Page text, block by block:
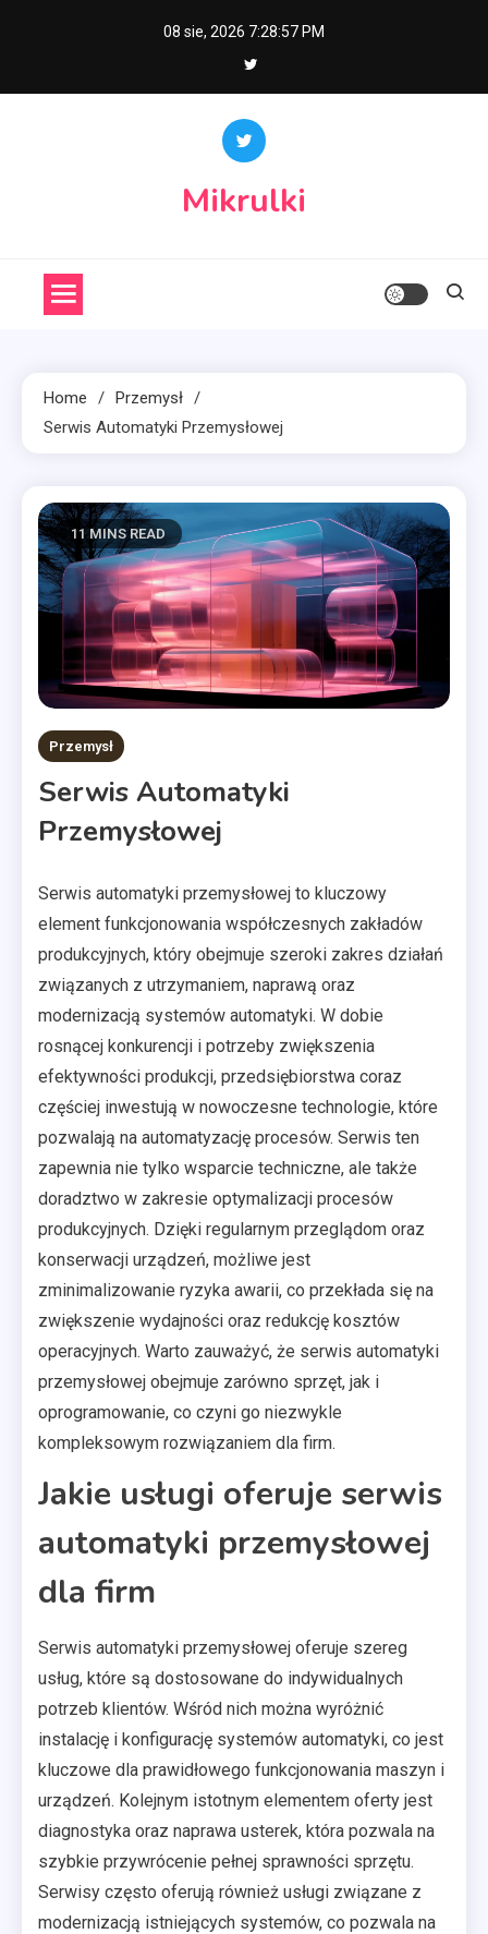
08 sie, 2026 7:28:58 PM
Mikrulki
Home
Przemysł
Serwis Automatyki Przemysłowej
11 MINS READ
Przemysł
Serwis Automatyki
Przemysłowej
Serwis automatyki przemysłowej to kluczowy
element funkcjonowania współczesnych zakładów
produkcyjnych, który obejmuje szeroki zakres działań
związanych z utrzymaniem, naprawą oraz
modernizacją systemów automatyki. W dobie
rosnącej konkurencji i potrzeby zwiększenia
efektywności produkcji, przedsiębiorstwa coraz
częściej inwestują w nowoczesne technologie, które
pozwalają na automatyzację procesów. Serwis ten
zapewnia nie tylko wsparcie techniczne, ale także
doradztwo w zakresie optymalizacji procesów
produkcyjnych. Dzięki regularnym przeglądom oraz
konserwacji urządzeń, możliwe jest
zminimalizowanie ryzyka awarii, co przekłada się na
zwiększenie wydajności oraz redukcję kosztów
operacyjnych. Warto zauważyć, że serwis automatyki
przemysłowej obejmuje zarówno sprzęt, jak i
oprogramowanie, co czyni go niezwykle
kompleksowym rozwiązaniem dla firm.
Jakie usługi oferuje serwis
automatyki przemysłowej
dla firm
Serwis automatyki przemysłowej oferuje szereg
usług, które są dostosowane do indywidualnych
potrzeb klientów. Wśród nich można wyróżnić
instalację i konfigurację systemów automatyki, co jest
kluczowe dla prawidłowego funkcjonowania maszyn i
urządzeń. Kolejnym istotnym elementem oferty jest
diagnostyka oraz naprawa usterek, która pozwala na
szybkie przywrócenie pełnej sprawności sprzętu.
Serwisy często oferują również usługi związane z
modernizacją istniejących systemów, co pozwala na